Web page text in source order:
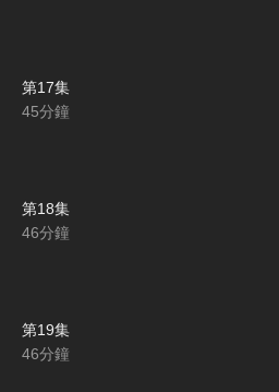
第17集
45分鐘
第18集
46分鐘
第19集
46分鐘